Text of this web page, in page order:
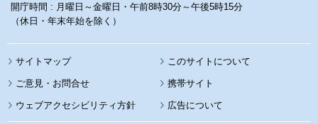
開庁時間 : 月曜日～金曜日・午前8時30分～午後5時15分
（休日・年末年始を除く）
サイトマップ このサイトについて
携帯サイト
ウェブアクセシビリティ方針 広告について